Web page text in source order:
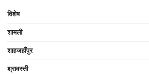
विशेष
शामली
शाहजहाँपुर
श्रावस्ती